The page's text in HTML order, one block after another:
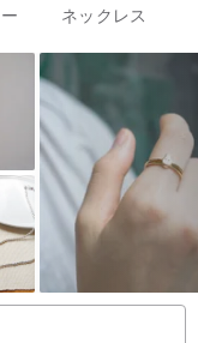
装飾品は含まれませ
少なりとも経年によ
趣と希少性を物語って
ください。古いアク
華やかな時代の優雅さ
ネックレス